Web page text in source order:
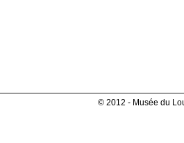
© 2012 - Musée du